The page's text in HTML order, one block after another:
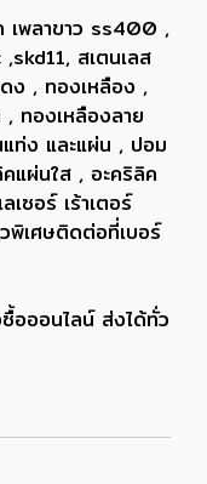
เพลาขาว ss400 ,
สเตนเลส
ง , ทองเหลือง ,
ทองเหลืองลาย
ท่ง และแผ่น , ปอม
แผ่นใส , อะคริลิค
ซอร์ เร้าเตอร์
พิเศษติดต่อที่เบอร์
อออนไลน์ ส่งได้ทั่ว